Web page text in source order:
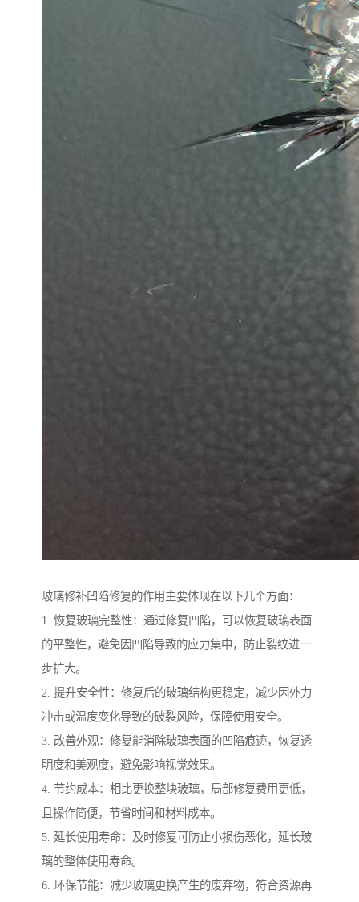
玻璃修补凹陷修复的作用主要体现在以下几个方面：
1. 恢复玻璃完整性：通过修复凹陷，可以恢复玻璃表面
的平整性，避免因凹陷导致的应力集中，防止裂纹进一
步扩大。
2. 提升安全性：修复后的玻璃结构更稳定，减少因外力
冲击或温度变化导致的破裂风险，保障使用安全。
3. 改善外观：修复能消除玻璃表面的凹陷痕迹，恢复透
明度和美观度，避免影响视觉效果。
4. 节约成本：相比更换整块玻璃，局部修复费用更低，
且操作简便，节省时间和材料成本。
5. 延长使用寿命：及时修复可防止小损伤恶化，延长玻
璃的整体使用寿命。
6. 环保节能：减少玻璃更换产生的废弃物，符合资源再